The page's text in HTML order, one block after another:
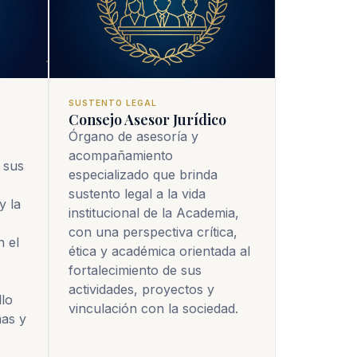
la
el
y
SUSTENTO LEGAL
Consejo Asesor Jurídico
Órgano de asesoría y
acompañamiento
especializado que brinda
sustento legal a la vida
institucional de la Academia,
con una perspectiva crítica,
ética y académica orientada al
fortalecimiento de sus
actividades, proyectos y
vinculación con la sociedad.